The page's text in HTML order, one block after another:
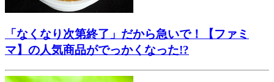
「なくなり次第終了」だから急いで！【ファミ
マ】の人気商品がでっかくなった!?